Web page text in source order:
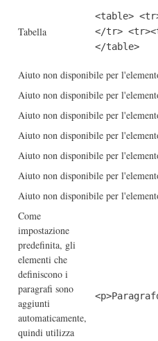
Tabella
<table>
</tr>
</table>
Aiuto non disponibile per
Aiuto non disponibile per
Aiuto non disponibile per
Aiuto non disponibile per
Aiuto non disponibile per
Aiuto non disponibile per
Aiuto non disponibile per
Come
impostazione
predefinita, gli
elementi che
definiscono i
paragrafi sono
aggiunti
automaticamente,
quindi utilizza